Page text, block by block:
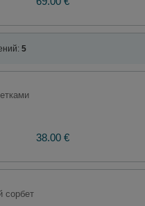
5
38.00 €
сорбет